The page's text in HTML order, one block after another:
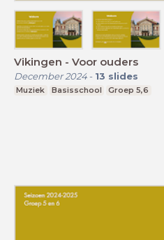
Vikingen - Voor ouders
December 2024- 13 slides
Muziek Basisschool Groep 5,6